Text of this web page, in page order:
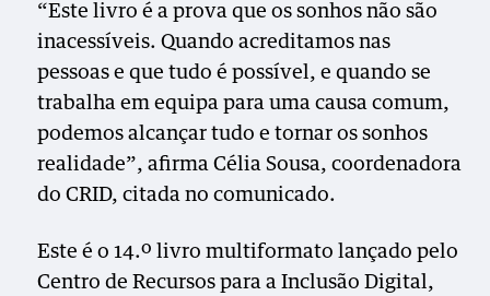
“Este livro é a prova que os sonhos não são
inacessíveis. Quando acreditamos nas
pessoas e que tudo é possível, e quando se
trabalha em equipa para uma causa comum,
podemos alcançar tudo e tornar os sonhos
realidade”, afirma Célia Sousa, coordenadora
do CRID, citada no comunicado.
Este é o 14.º livro multiformato lançado pelo
Centro de Recursos para a Inclusão Digital,